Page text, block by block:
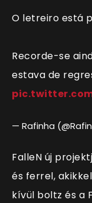
O letreiro está
Recorde-se
estava de
— Rafinha
FalleN új
és ferrel,
kívül boltz és a